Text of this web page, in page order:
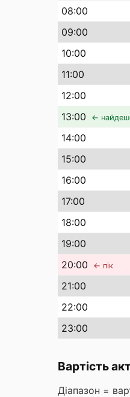
08:00
09:00
10:00
11:00
12:00
13:00 ←
14:00
15:00
16:00
17:00
18:00
19:00
20:00 ← пік
21:00
22:00
23:00
Вартість
Діапазон =